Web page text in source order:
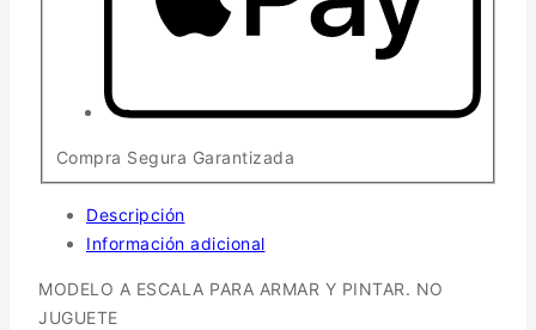
Compra Segura Garantizada
Descripción
Información adicional
MODELO A ESCALA PARA ARMAR Y PINTAR. NO
JUGUETE